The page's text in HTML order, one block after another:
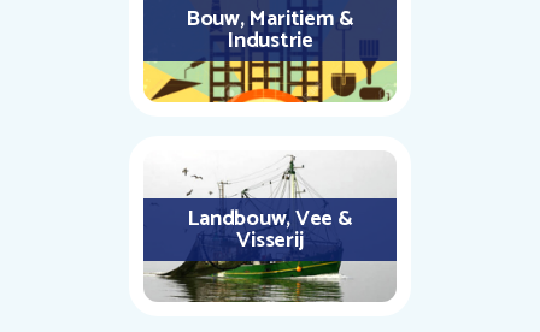
Bouw, Maritiem &
Industrie
Landbouw, Vee &
Visserij